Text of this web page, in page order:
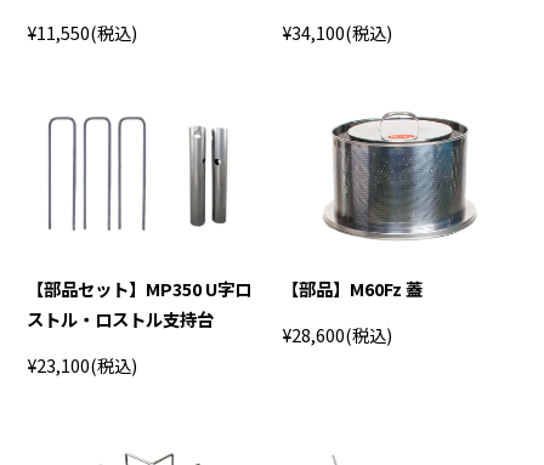
¥11,550(税込)
¥34,100(税込)
【部品セット】MP350 U字ロ
ストル・ロストル支持台
¥23,100(税込)
【部品】M60Fz 蓋
¥28,600(税込)